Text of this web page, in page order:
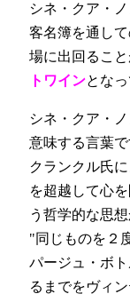
シネ・クア・
客名簿を通し
場に出回ること
トワインとな
シネ・クア・
意味する言葉で
クランクル氏
を超越して心
う哲学的な思
"同じものを２
パージュ・ボ
るまでをヴィ